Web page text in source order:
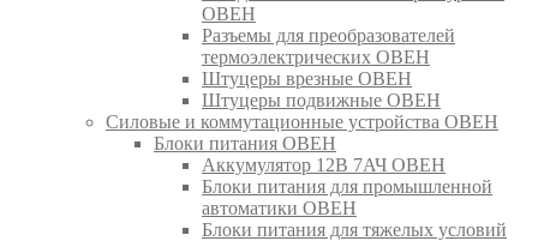
ОВЕН
Разъемы для преобразователей
термоэлектрических ОВЕН
Штуцеры врезные ОВЕН
Штуцеры подвижные ОВЕН
Силовые и коммутационные устройства ОВЕН
Блоки питания ОВЕН
Аккумулятор 12В 7АЧ ОВЕН
Блоки питания для промышленной
автоматики ОВЕН
Блоки питания для тяжелых условий